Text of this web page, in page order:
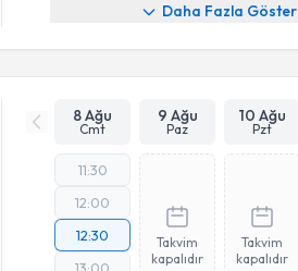
Daha Fazla Göster
8 Ağu
Cmt
9 Ağu
Paz
10 Ağu
Pzt
11:30
12:00
12:30
13:00
Takvim
kapalıdır
Takvim
kapalıdır